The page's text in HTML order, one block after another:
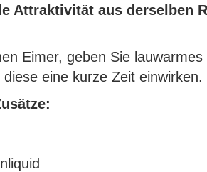
Attraktivität aus derselben
Eimer, geben Sie
eine kurze Zeit